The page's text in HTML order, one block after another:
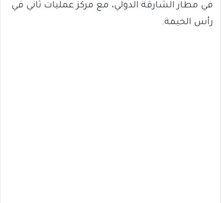
في مطار الشارقة الدولي، مع مركز عمليات ثاني في
رأس الخيمة.